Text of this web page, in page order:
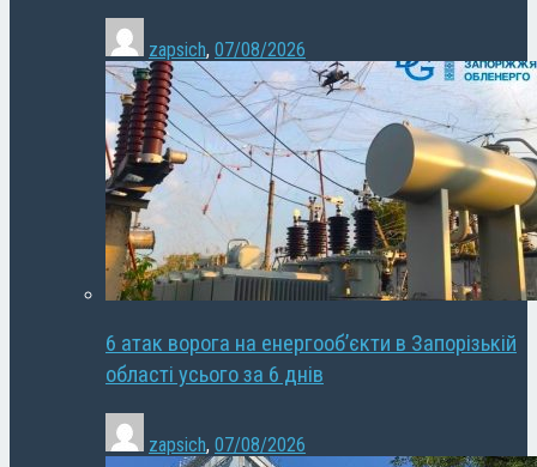
zapsich, 07/08/2026
6 атак ворога на енергооб’єкти в Запорізькій
області усього за 6 днів
zapsich, 07/08/2026